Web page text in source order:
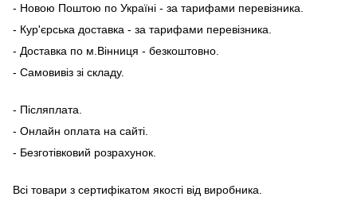
- Новою Поштою по Україні - за тарифами перевізника.
- Кур'єрська доставка - за тарифами перевізника.
- Доставка по м.Вінниця - безкоштовно.
- Самовивіз зі складу.
- Післяплата.
- Онлайн оплата на сайті.
- Безготівковий розрахунок.
Всі товари з сертифікатом якості від виробника.